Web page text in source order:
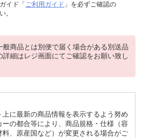
イド「 ご利用ガイド 」を必ずご確認の
。
般商品とは別便で届く場合がある別送品
詳細はレジ画面にてご確認をお願い致し
に最新の商品情報を表示するよう努め
の都合等により、商品規格・仕様（容
、原産国など）が変更される場合がご